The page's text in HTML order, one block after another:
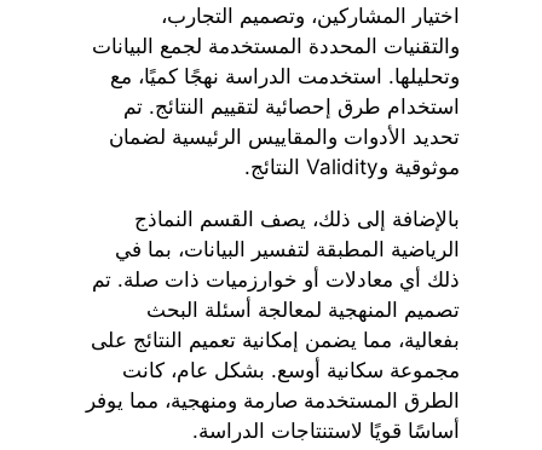
اختيار المشاركين، وتصميم التجارب،
والتقنيات المحددة المستخدمة لجمع البيانات
وتحليلها. استخدمت الدراسة نهجًا كميًا، مع
استخدام طرق إحصائية لتقييم النتائج. تم
تحديد الأدوات والمقاييس الرئيسية لضمان
موثوقية وValidity النتائج.
بالإضافة إلى ذلك، يصف القسم النماذج
الرياضية المطبقة لتفسير البيانات، بما في
ذلك أي معادلات أو خوارزميات ذات صلة. تم
تصميم المنهجية لمعالجة أسئلة البحث
بفعالية، مما يضمن إمكانية تعميم النتائج على
مجموعة سكانية أوسع. بشكل عام، كانت
الطرق المستخدمة صارمة ومنهجية، مما يوفر
أساسًا قويًا لاستنتاجات الدراسة.